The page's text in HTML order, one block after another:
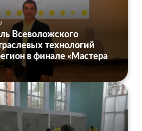
Всеволожского
технологий
в финале «Мастера